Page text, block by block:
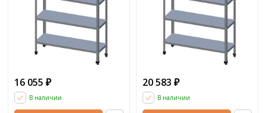
16 055 ₽
В наличии
20 583 ₽
В наличии